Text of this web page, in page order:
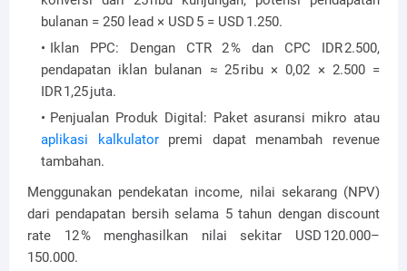
bulanan = 250 lead × USD 5 = USD 1.250.
Iklan PPC: Dengan CTR 2 % dan CPC IDR 2.500,
pendapatan iklan bulanan ≈ 25 ribu × 0,02 × 2.500 =
IDR 1,25 juta.
Penjualan Produk Digital: Paket asuransi mikro atau
aplikasi kalkulatorpremi dapat menambah revenue
tambahan.
Menggunakan pendekatan income, nilai sekarang (NPV)
dari pendapatan bersih selama 5 tahun dengan discount
rate 12 % menghasilkan nilai sekitar USD 120.000–
150.000.